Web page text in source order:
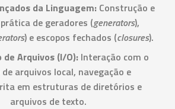
da Linguagem: Construção e
de geradores (generators),
) e escopos fechados (closures).
de Arquivos (I/O): Interação com o
arquivos local, navegação e
em estruturas de diretórios e
arquivos de texto.